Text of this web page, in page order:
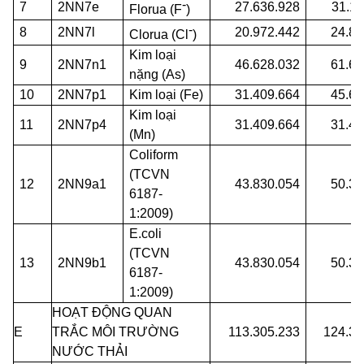
7 2NN7e Florua (F-) 27.636.928
8
2NN7l Clorua (Cl-) 20.972.442
9 2NN7n1
Kim loại
nặng (As)
46.628.032
10 2NN7p1 Kim loại (Fe) 31.409.664
11 2NN7p4
Kim loại
(Mn)
31.409.664
12 2NN9a1
Coliform
(TCVN
6187-
1:2009)
43.830.054
13 2NN9b1
E.coli
(TCVN
6187-
1:2009)
43.830.054
E
HOẠT ĐỘNG QUAN
TRẮC MÔI TRƯỜNG
NƯỚC THẢI
113.305.233